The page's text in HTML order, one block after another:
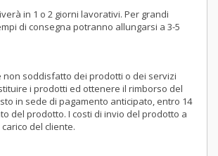
in 1 o 2 giorni lavorativi. Per grandi
di consegna potranno allungarsi a 3-5
non soddisfatto dei prodotti o dei servizi
i prodotti ed ottenere il rimborso del
in sede di pagamento anticipato, entro 14
del prodotto. I costi di invio del prodotto a
del cliente.